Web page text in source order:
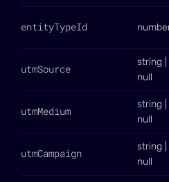
entityTypeId
utmSource
string |
null
utmMedium
string |
null
utmCampaign
string |
null